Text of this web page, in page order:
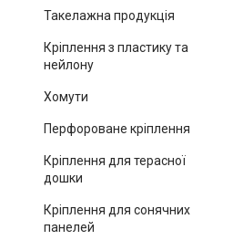
Такелажна продукція
Кріплення з пластику та
нейлону
Хомути
Перфороване кріплення
Кріплення для терасної
дошки
Кріплення для сонячних
панелей